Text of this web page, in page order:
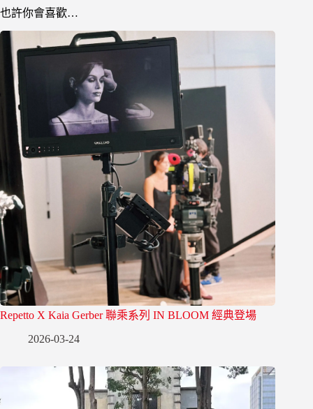
也許你會喜歡…
Repetto X Kaia Gerber 聯乘系列 IN BLOOM 經典登場
2026-03-24